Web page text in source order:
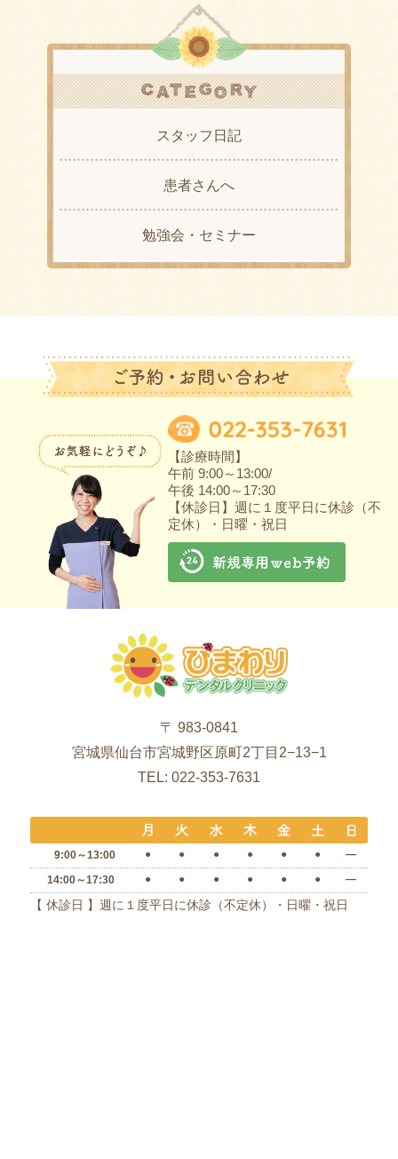
スタッフ日記
患者さんへ
勉強会・セミナー
【診療時間】
午前 9:00～13:00/
午後 14:00～17:30
【休診日】週に１度平日に休診（不
定休）・日曜・祝日
〒 983-0841
宮城県仙台市宮城野区原町2丁目2−13−1
TEL: 022-353-7631
9:00～13:00 ● ● ● ● ● ● ―
14:00～17:30 ● ● ● ● ● ● ―
【 休診日 】週に１度平日に休診（不定休）・日曜・祝日